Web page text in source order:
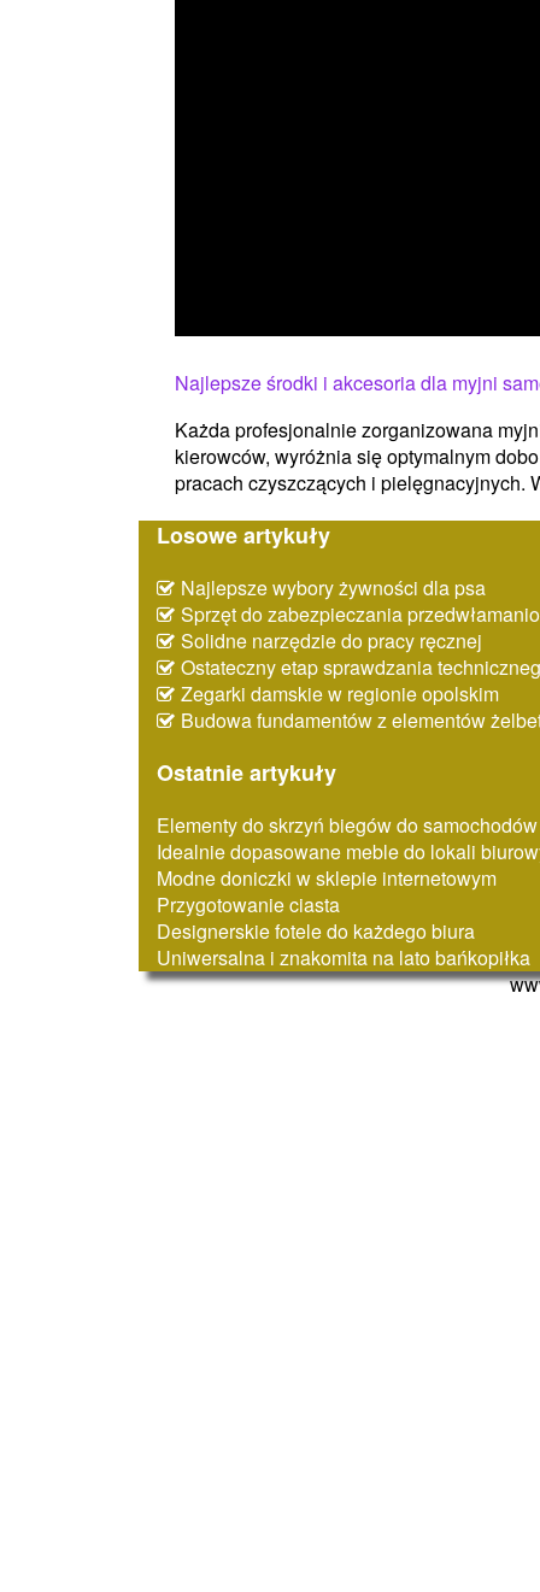
Najlepsze środki i akcesoria dla myjni
Każda profesjonalnie zorganizowana
kierowców, wyróżnia się optymalnym
pracach czyszczących i pielęgnacyjnych.
Losowe artykuły
Najlepsze wybory żywności dla psa
Sprzęt do zabezpieczania
Solidne narzędzie do pracy ręcznej
Ostateczny etap sprawdzania
Zegarki damskie w regionie opolskim
Budowa fundamentów z elementów
Ostatnie artykuły
Elementy do skrzyń biegów do samochodów
Idealnie dopasowane meble do lokali
Modne doniczki w sklepie internetowym
Przygotowanie ciasta
Designerskie fotele do każdego biura
Uniwersalna i znakomita na lato bańkopiłka